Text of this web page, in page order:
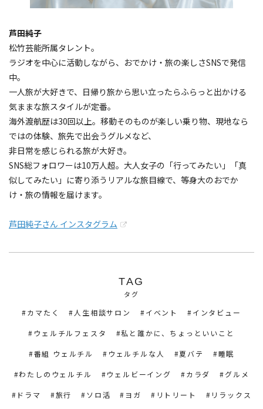
芦田純子
松竹芸能所属タレント。
ラジオを中心に活動しながら、おでかけ・旅の楽しさSNSで発信
中。
一人旅が大好きで、日帰り旅から思い立ったらふらっと出かける
気ままな旅スタイルが定番。
海外渡航歴は30回以上。移動そのものが楽しい乗り物、現地なら
ではの体験、旅先で出会うグルメなど、
非日常を感じられる旅が大好き。
SNS総フォロワーは10万人超。大人女子の「行ってみたい」「真
似してみたい」に寄り添うリアルな旅目線で、等身大のおでか
け・旅の情報を届けます。
芦田純子さん インスタグラム
TAG
タグ
カマたく 人生相談サロン イベント インタビュー
ウェルチルフェスタ 私と誰かに、ちょっといいこと
番組 ウェルチル ウェルチルな人 夏バテ 睡眠
わたしのウェルチル ウェルビーイング カラダ グルメ
ドラマ 旅行 ソロ活 ヨガ リトリート リラックス